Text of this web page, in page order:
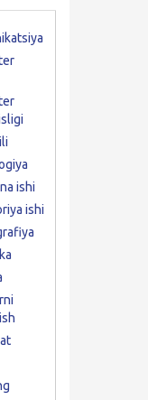
ishi
ishi